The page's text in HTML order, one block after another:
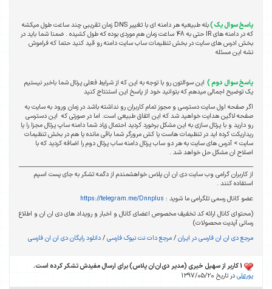
پاسخ سوال یک )
بله طبیعیه هر دامنه ای با تغییر DNS زمان تقریبی چند ساعت طول میکشه
که در دامنه های IR حتی به 48 ساعت زمان هم موردی بوده که طول کشیده . ضمنا شما باید در
بخش ادرس های سایت در بخش تنظیمات ساب سایت دامنه رو قید کنید حتما که فراموش
نشه این مسئله
پاسخ سوال دوم ) این سوالتون رو با توجه به این که از شرایط فعلی پرتال شما باخبر نیستیم
یک توضیح اجمالی میدهم که بتوانید خود از پاسخ این استنتاج کنید
اگر صفحه اول سایت دسترسی و مجوز تمام کاربران رو نداشته باشد در زمان ورود به سایت به
صفحه لاگین هدایت خواهید شد که این اتفاق طبیعی است. اما در صورتی که این دسترسی
رو دارید و با پرتال سازی به این مشکل برخورد کردید احتمال زیاد شما دامنه ساپ پرتال مجزا را یا
ریداریکت کرده اید در تنظیمات هاست یا کش مرورگر شما باقی مانده یا هم در بخش تنظیمات
سایت > آدرس های سایت به هر دو ساب پرتال دامنه ساب پرتال دوم را اضافه کردید که با
اصلاح ان مشکل حل خواهد شد .
از کاربران گرامی وب سایت دی ان ان پلاس خواهشمندم از دگمه تشکر به جای پست اسپم
استفاده کنند .
عضو کانال رسمی تلگرامی ما شوید : https://telegram.me/Dnnplus
(محتوای کانال ارائه کد تخفیف مخصوص اعضای کانال و اخبار و رویداد های دی ان ان و اطلاع
رسانی آپدیت محصولات)
مرجع دی ان ان فارسی در ایران/مرجع دات نت نیوک فارسی/دانلود رایگان دی ان ان فارسی
پورعلیدر تاریخ 1397/05/20